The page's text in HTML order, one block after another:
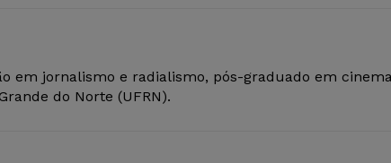
em jornalismo e radialismo, pós-graduado em
do Norte (UFRN).